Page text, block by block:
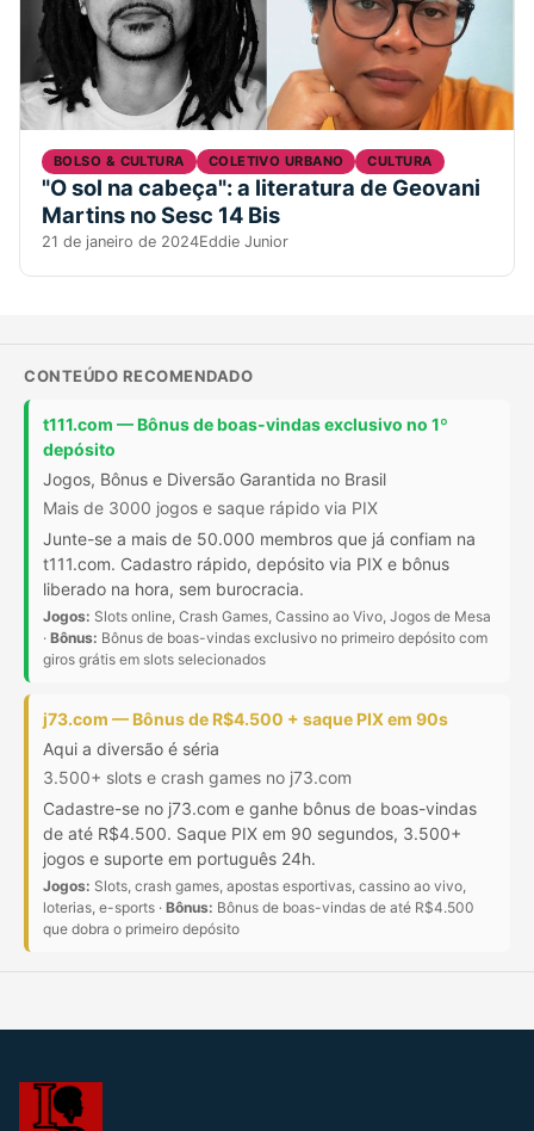
BOLSO & CULTURA COLETIVO URBANO CULTURA
"O sol na cabeça": a literatura de Geovani
Martins no Sesc 14 Bis
21 de janeiro de 2024Eddie Junior
CONTEÚDO RECOMENDADO
t111.com — Bônus de boas-vindas exclusivo no 1º
depósito
Jogos, Bônus e Diversão Garantida no Brasil
Mais de 3000 jogos e saque rápido via PIX
Junte-se a mais de 50.000 membros que já confiam na
t111.com. Cadastro rápido, depósito via PIX e bônus
liberado na hora, sem burocracia.
Jogos: Slots online, Crash Games, Cassino ao Vivo, Jogos de Mesa
· Bônus: Bônus de boas-vindas exclusivo no primeiro depósito com
giros grátis em slots selecionados
j73.com — Bônus de R$4.500 + saque PIX em 90s
Aqui a diversão é séria
3.500+ slots e crash games no j73.com
Cadastre-se no j73.com e ganhe bônus de boas-vindas
de até R$4.500. Saque PIX em 90 segundos, 3.500+
jogos e suporte em português 24h.
Jogos: Slots, crash games, apostas esportivas, cassino ao vivo,
loterias, e-sports · Bônus: Bônus de boas-vindas de até R$4.500
que dobra o primeiro depósito